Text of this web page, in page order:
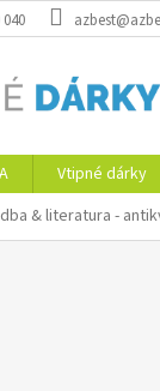
Vtipné dárky
& literatura -